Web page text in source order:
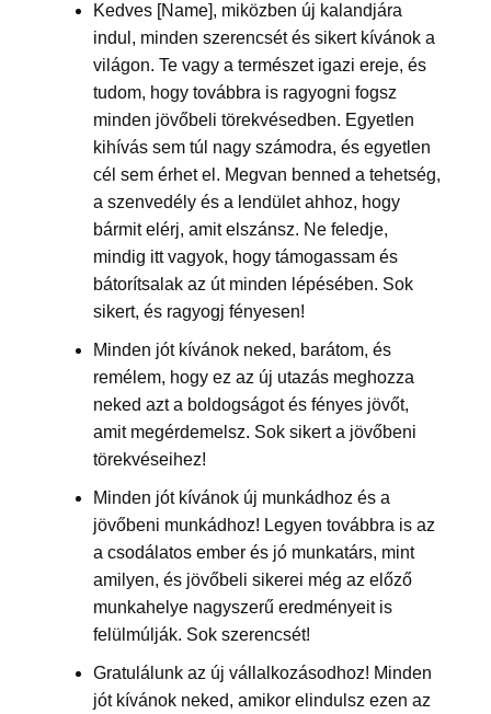
Kedves [Name], miközben új kalandjára
indul, minden szerencsét és sikert kívánok a
világon. Te vagy a természet igazi ereje, és
tudom, hogy továbbra is ragyogni fogsz
minden jövőbeli törekvésedben. Egyetlen
kihívás sem túl nagy számodra, és egyetlen
cél sem érhet el. Megvan benned a tehetség,
a szenvedély és a lendület ahhoz, hogy
bármit elérj, amit elszánsz. Ne feledje,
mindig itt vagyok, hogy támogassam és
bátorítsalak az út minden lépésében. Sok
sikert, és ragyogj fényesen!
Minden jót kívánok neked, barátom, és
remélem, hogy ez az új utazás meghozza
neked azt a boldogságot és fényes jövőt,
amit megérdemelsz. Sok sikert a jövőbeni
törekvéseihez!
Minden jót kívánok új munkádhoz és a
jövőbeni munkádhoz! Legyen továbbra is az
a csodálatos ember és jó munkatárs, mint
amilyen, és jövőbeli sikerei még az előző
munkahelye nagyszerű eredményeit is
felülmúlják. Sok szerencsét!
Gratulálunk az új vállalkozásodhoz! Minden
jót kívánok neked, amikor elindulsz ezen az